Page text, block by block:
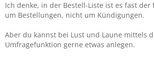
Ich denke, in der Bestell-Liste ist es fast der
um Bestellungen, nicht um Kündigungen.
Aber du kannst bei Lust und Laune mittels
Umfragefunktion gerne etwas anlegen.